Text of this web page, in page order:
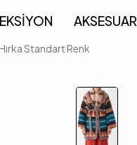
AKSESUAR
Standart Renk